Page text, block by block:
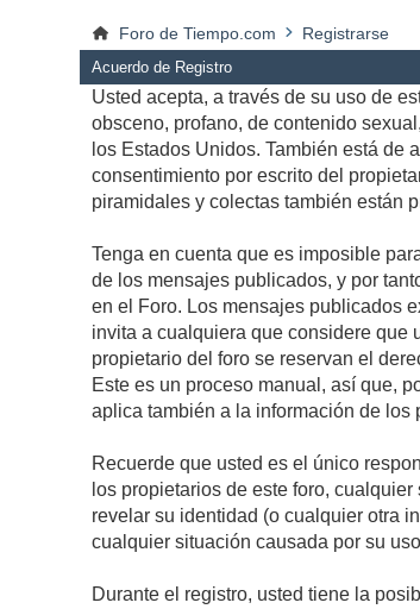
Foro de Tiempo.com Registrarse
Acuerdo de Registro
Usted acepta, a través de su uso de
obsceno, profano, de contenido
los Estados Unidos. También está de
consentimiento por escrito del
piramidales y colectas también están
Tenga en cuenta que es imposible
de los mensajes publicados, y por
en el Foro. Los mensajes publicados
invita a cualquiera que considere que
propietario del foro se reservan el
Este es un proceso manual, así que,
aplica también a la información de los
Recuerde que usted es el único
los propietarios de este foro,
revelar su identidad (o cualquier otra
cualquier situación causada por su
Durante el registro, usted tiene la